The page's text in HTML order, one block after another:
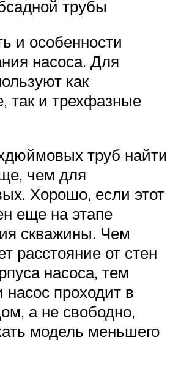
трубы
и особенности
насоса. Для
как
так и трехфазные
труб найти
чем для
Хорошо, если этот
еще на этапе
скважины. Чем
расстояние от стен
насоса, тем
проходит в
а не свободно,
модель меньшего